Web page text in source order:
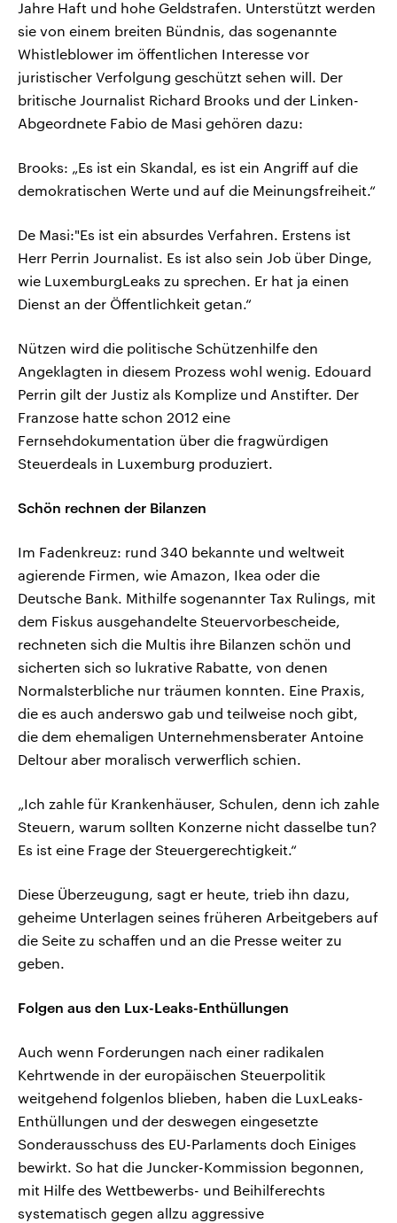
Jahre Haft und hohe Geldstrafen. Unterstützt werden
sie von einem breiten Bündnis, das sogenannte
Whistleblower im öffentlichen Interesse vor
juristischer Verfolgung geschützt sehen will. Der
britische Journalist Richard Brooks und der Linken-
Abgeordnete Fabio de Masi gehören dazu:
Brooks: „Es ist ein Skandal, es ist ein Angriff auf die
demokratischen Werte und auf die Meinungsfreiheit.“
De Masi:"Es ist ein absurdes Verfahren. Erstens ist
Herr Perrin Journalist. Es ist also sein Job über Dinge,
wie LuxemburgLeaks zu sprechen. Er hat ja einen
Dienst an der Öffentlichkeit getan.“
Nützen wird die politische Schützenhilfe den
Angeklagten in diesem Prozess wohl wenig. Edouard
Perrin gilt der Justiz als Komplize und Anstifter. Der
Franzose hatte schon 2012 eine
Fernsehdokumentation über die fragwürdigen
Steuerdeals in Luxemburg produziert.
Schön rechnen der Bilanzen
Im Fadenkreuz: rund 340 bekannte und weltweit
agierende Firmen, wie Amazon, Ikea oder die
Deutsche Bank. Mithilfe sogenannter Tax Rulings, mit
dem Fiskus ausgehandelte Steuervorbescheide,
rechneten sich die Multis ihre Bilanzen schön und
sicherten sich so lukrative Rabatte, von denen
Normalsterbliche nur träumen konnten. Eine Praxis,
die es auch anderswo gab und teilweise noch gibt,
die dem ehemaligen Unternehmensberater Antoine
Deltour aber moralisch verwerflich schien.
„Ich zahle für Krankenhäuser, Schulen, denn ich zahle
Steuern, warum sollten Konzerne nicht dasselbe tun?
Es ist eine Frage der Steuergerechtigkeit.“
Diese Überzeugung, sagt er heute, trieb ihn dazu,
geheime Unterlagen seines früheren Arbeitgebers auf
die Seite zu schaffen und an die Presse weiter zu
geben.
Folgen aus den Lux-Leaks-Enthüllungen
Auch wenn Forderungen nach einer radikalen
Kehrtwende in der europäischen Steuerpolitik
weitgehend folgenlos blieben, haben die LuxLeaks-
Enthüllungen und der deswegen eingesetzte
Sonderausschuss des EU-Parlaments doch Einiges
bewirkt. So hat die Juncker-Kommission begonnen,
mit Hilfe des Wettbewerbs- und Beihilferechts
systematisch gegen allzu aggressive